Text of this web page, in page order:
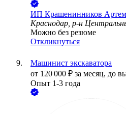
ИП Крашенинников
Краснодар, р-н
Можно без резюме
Откликнуться
Машинист экскаватора
от 120 000 ₽ за месяц, до
Опыт 1-3 года